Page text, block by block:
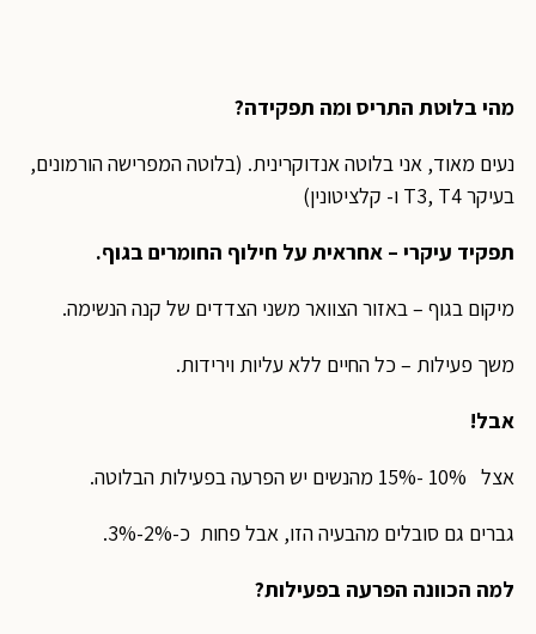
מהי בלוטת התריס ומה תפקידה?
נעים מאוד, אני בלוטה אנדוקרינית. (בלוטה המפרישה הורמונים,
בעיקר T3, T4 ו- קלציטונין)
תפקיד עיקרי – אחראית על חילוף החומרים בגוף.
מיקום בגוף – באזור הצוואר משני הצדדים של קנה הנשימה.
משך פעילות – כל החיים ללא עליות וירידות.
אבל!
אצל 10% -15% מהנשים יש הפרעה בפעילות הבלוטה.
גברים גם סובלים מהבעיה הזו, אבל פחות כ-2%-3%.
למה הכוונה הפרעה בפעילות?